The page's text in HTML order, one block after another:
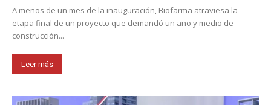
A menos de un mes de la inauguración, Biofarma atraviesa la
etapa final de un proyecto que demandó un año y medio de
construcción...
Leer más